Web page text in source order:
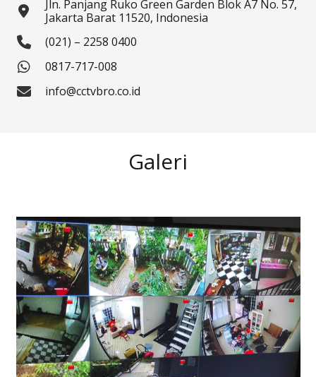
Jln. Panjang Ruko Green Garden Blok A7 No. 57,
Jakarta Barat 11520, Indonesia
(021) – 2258 0400
0817-717-008
info@cctvbro.co.id
Galeri